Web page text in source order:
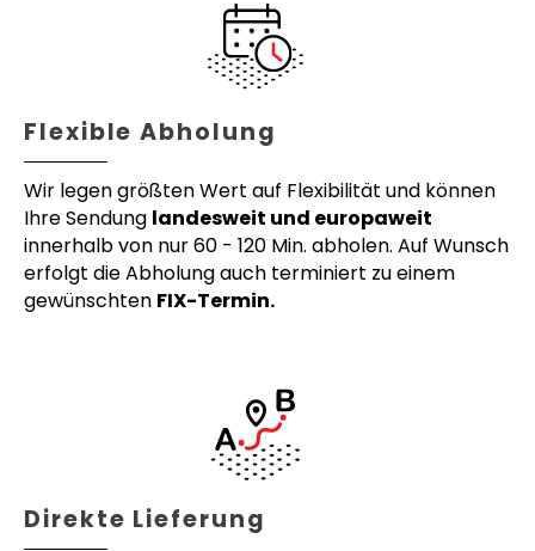
Flexible Abholung
Wir legen größten Wert auf Flexibilität und können
Ihre Sendung landesweit und europaweit
innerhalb von nur 60 - 120 Min. abholen. Auf Wunsch
erfolgt die Abholung auch terminiert zu einem
gewünschten FIX-Termin.
Direkte Lieferung